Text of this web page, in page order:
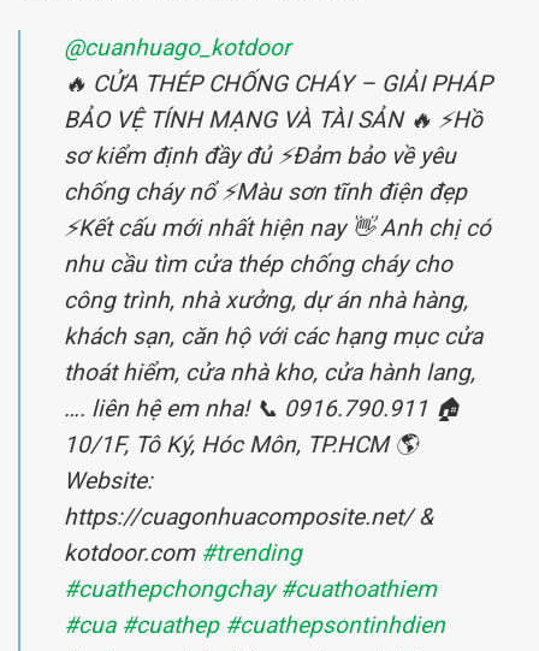
@cuanhuago_kotdoor
🔥 CỬA THÉP CHỐNG CHÁY – GIẢI PHÁP
BẢO VỆ TÍNH MẠNG VÀ TÀI SẢN 🔥 ⚡️Hồ
sơ kiểm định đầy đủ ⚡️Đảm bảo về yêu
chống cháy nổ ⚡️Màu sơn tĩnh điện đẹp
⚡️Kết cấu mới nhất hiện nay 👋 Anh chị có
nhu cầu tìm cửa thép chống cháy cho
công trình, nhà xưởng, dự án nhà hàng,
khách sạn, căn hộ với các hạng mục cửa
thoát hiểm, cửa nhà kho, cửa hành lang,
…. liên hệ em nha! 📞 0916.790.911 🏠
10/1F, Tô Ký, Hóc Môn, TP.HCM 🌎
Website:
https://cuagonhuacomposite.net/ &
kotdoor.com #trending
#cuathepchongchay #cuathoathiem
#cua #cuathep #cuathepsontinhdien